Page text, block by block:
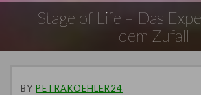
Stage of Life – Das
dem Zufall
BY PETRAKOEHLER24